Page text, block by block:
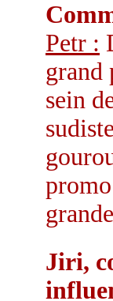
Petr :
grand
sein
Jiri,